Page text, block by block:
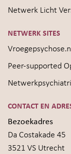
Netwerk Licht
NETWERK SITES
Peer-supported
CONTACT EN
Bezoekadres
Da Costakade 45
3521 VS Utrecht